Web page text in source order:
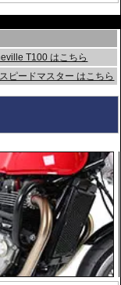
T100 はこちら
ピードマスター はこちら